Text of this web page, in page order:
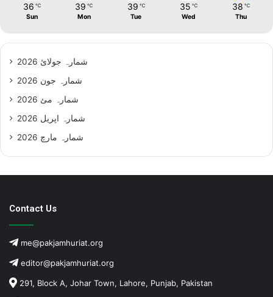
36 ℃
Sun
39 ℃
Mon
39 ℃
Tue
35 ℃
Wed
38 ℃
Thu
شمارہ جولائ 2026
شمارہ جون 2026
شمارہ مئ 2026
شمارہ اپریل 2026
شمارہ مارچ 2026
Contact Us
me@pakjamhuriat.org
editor@pakjamhuriat.org
291, Block A, Johar Town, Lahore, Punjab, Pakistan